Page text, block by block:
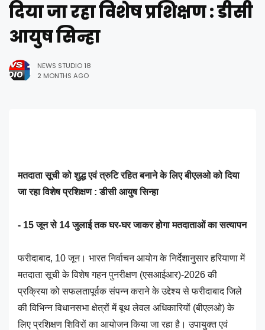
दिया जा रहा विशेष प्रशिक्षण : डीसी
आयुष सिन्हा
NEWS STUDIO 18
2 MONTHS AGO
मतदाता सूची को शुद्ध एवं त्रुटि रहित बनाने के लिए बीएलओ को दिया
जा रहा विशेष प्रशिक्षण : डीसी आयुष सिन्हा
- 15 जून से 14 जुलाई तक घर-घर जाकर होगा मतदाताओं का सत्यापन
फरीदाबाद, 10 जून। भारत निर्वाचन आयोग के निर्देशानुसार हरियाणा में
मतदाता सूची के विशेष गहन पुनरीक्षण (एसआईआर)-2026 की
प्रक्रिया को सफलतापूर्वक संपन्न कराने के उद्देश्य से फरीदाबाद जिले
की विभिन्न विधानसभा क्षेत्रों में बूथ लेवल अधिकारियों (बीएलओ) के
लिए प्रशिक्षण शिविरों का आयोजन किया जा रहा है। उपायुक्त एवं